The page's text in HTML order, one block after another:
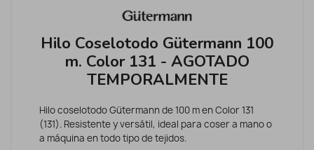
Hilo Coselotodo Gütermann 100
m. Color 131 - AGOTADO
TEMPORALMENTE
Hilo coselotodo Gütermann de 100 m en Color 131
(131). Resistente y versátil, ideal para coser a mano o
a máquina en todo tipo de tejidos.